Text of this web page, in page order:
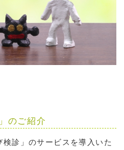
のご紹介
診」のサービスを導入いた